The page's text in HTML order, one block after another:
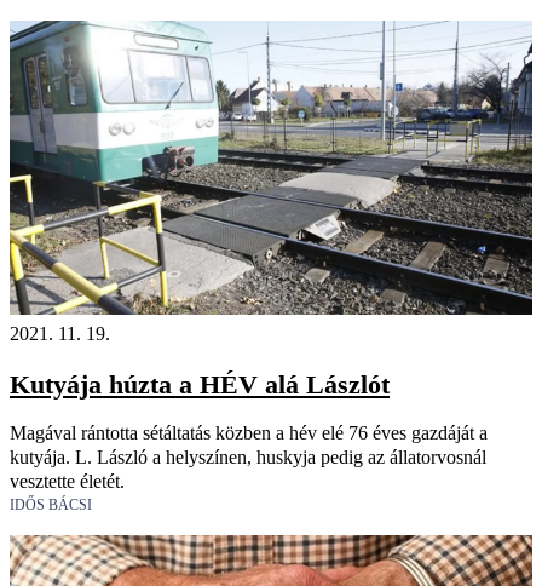
2021. 11. 19.
Kutyája húzta a HÉV alá Lászlót
Magával rántotta sétáltatás közben a hév elé 76 éves gazdáját a
kutyája. L. László a helyszínen, huskyja pedig az állatorvosnál
vesztette életét.
IDŐS BÁCSI